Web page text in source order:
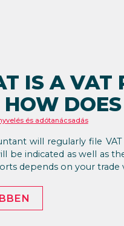
IS A VAT
és adótanácsadás
will regularly file
be indicated as well as
depends on your trade